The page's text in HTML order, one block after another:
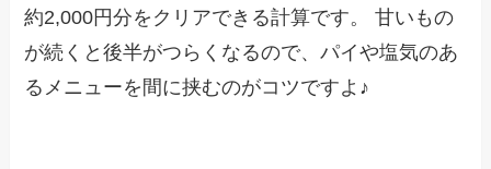
約2,000円分をクリアできる計算です。 甘いもの
が続くと後半がつらくなるので、パイや塩気のあ
るメニューを間に挟むのがコツですよ♪